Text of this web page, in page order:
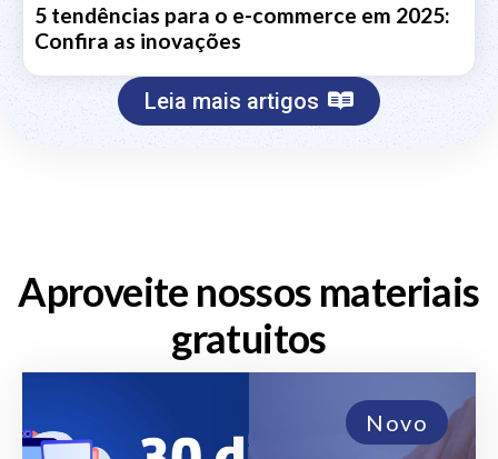
5 tendências para o e-commerce em 2025:
Confira as inovações
Leia mais artigos
Aproveite nossos materiais
gratuitos
Novo